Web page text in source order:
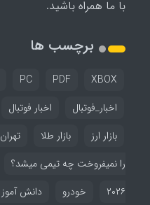
با ما همراه باشید.
برچسب ها
PC PDF XBOX
اخبار_فوتبال
اخبار فوتبال
بازار ارز
بازار طلا تهران
را نمیفروخت چه تیمی میشد؟
۲۰۲۶
خودرو دانش آموز